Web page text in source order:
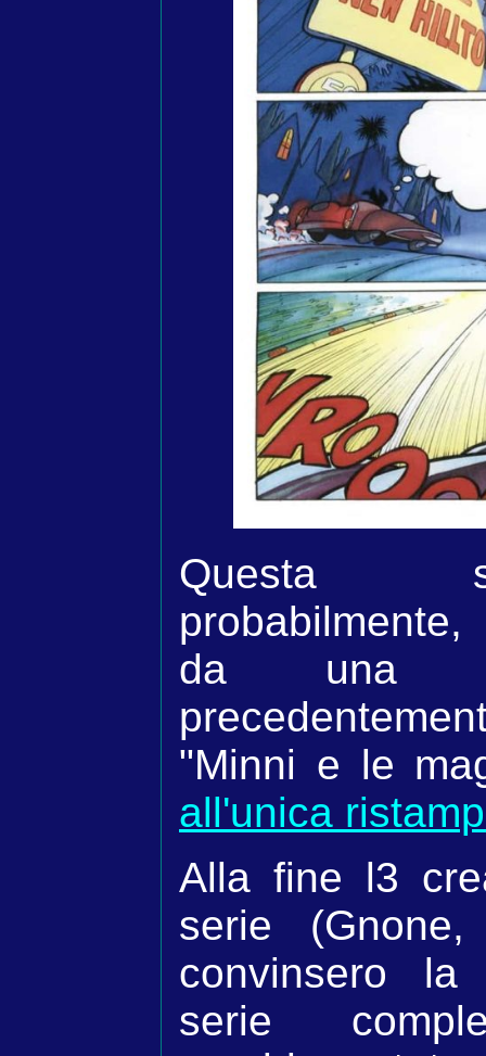
Questa
da una
"Minni e le
all'unica
Alla fine l3
serie
convinsero
serie